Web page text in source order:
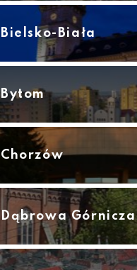
Bielsko-Biała
Bytom
Chorzów
Dąbrowa Górnicza